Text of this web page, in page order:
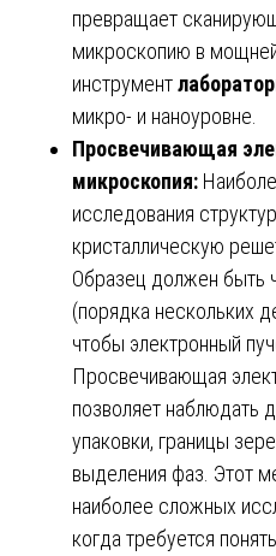
превращает
микроскопию в
инструмент
микро- и наноуровне.
Просвечивающая
микроскопия:
исследования
кристаллическую
Образец должен быть
(порядка нескольких
чтобы электронный
Просвечивающая
позволяет наблюдать
упаковки, границы
выделения фаз. Этот
наиболее сложных
когда требуется